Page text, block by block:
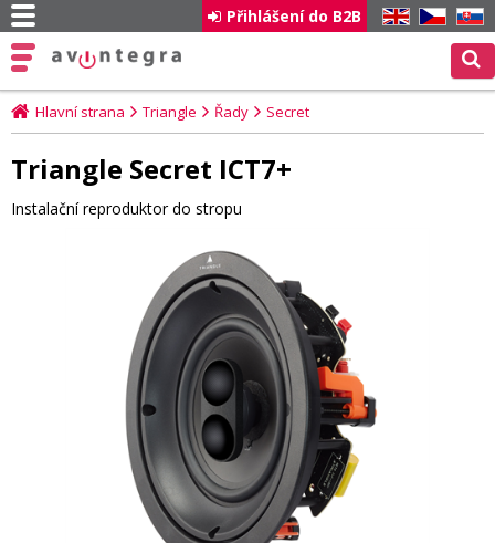
EN CZ SK
Přihlášení do B2B
Hlavní strana Triangle Řady Secret
Triangle Secret ICT7+
Instalační reproduktor do stropu